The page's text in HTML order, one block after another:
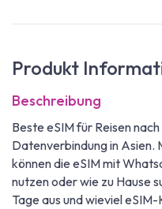
Produkt
Beschreibung
Beste eSIM für Reisen
Datenverbindung in Asien.
können die eSIM mit
nutzen oder wie zu Hause
Tage aus und wieviel